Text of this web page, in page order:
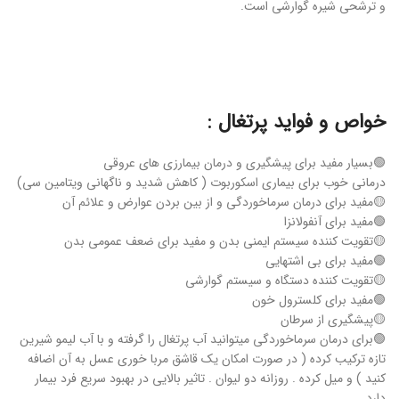
و ترشحی شیره گوارشی است.
خواص و فواید پرتغال :
🟢بسیار مفید برای پیشگیری و درمان بیمارزی های عروقی
درمانی خوب برای بیماری اسکوربوت ( کاهش شدید و ناگهانی ویتامین سی)
🟡مفید برای درمان سرماخوردگی و از بین بردن عوارض و علائم آن
🟢مفید برای آنفولانزا
🟡تقویت کننده سیستم ایمنی بدن و مفید برای ضعف عمومی بدن
🟢مفید برای بی اشتهایی
🟡تقویت کننده دستگاه و سیستم گوارشی
🟢مفید برای کلسترول خون
🟡پیشگیری از سرطان
🟢برای درمان سرماخوردگی میتوانید آب پرتغال را گرفته و با آب لیمو شیرین
تازه ترکیب کرده ( در صورت امکان یک قاشق مربا خوری عسل به آن اضافه
کنید ) و میل کرده . روزانه دو لیوان . تاثیر بالایی در بهبود سریع فرد بیمار